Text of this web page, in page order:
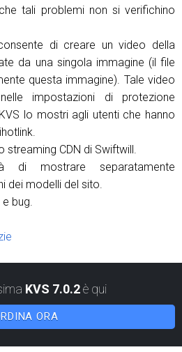
tali problemi non si verifichino
di creare un video della
da una singola immagine (il file
questa immagine). Tale video
impostazioni di protezione
lo mostri agli utenti che hanno
streaming CDN di Swiftwill.
di mostrare separatamente
dei modelli del sito.
bug.
KVS 7.0.2è qui
ORA